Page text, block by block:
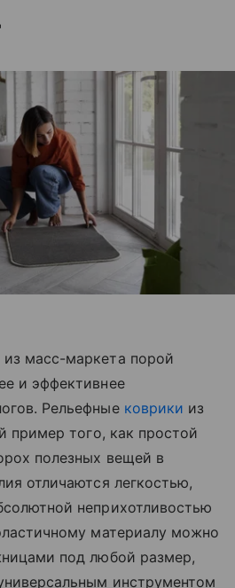
масс-маркета порой
и эффективнее
Рельефные коврики из
пример того, как простой
полезных вещей в
отличаются легкостью,
неприхотливостью
материалу можно
под любой размер,
инструментом